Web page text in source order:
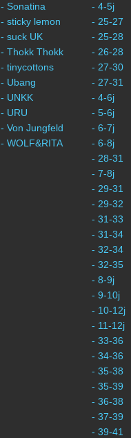
- Sonatina
- sticky lemon
- suck UK
- Thokk Thokk
- tinycottons
- Ubang
- UNKK
- URU
- Von Jungfeld
- WOLF&RITA
- 4-5j
- 25-27
- 25-28
- 26-28
- 27-30
- 27-31
- 4-6j
- 5-6j
- 6-7j
- 6-8j
- 28-31
- 7-8j
- 29-31
- 29-32
- 31-33
- 31-34
- 32-34
- 32-35
- 8-9j
- 9-10j
- 10-12j
- 11-12j
- 33-36
- 34-36
- 35-38
- 35-39
- 36-38
- 37-39
- 39-41